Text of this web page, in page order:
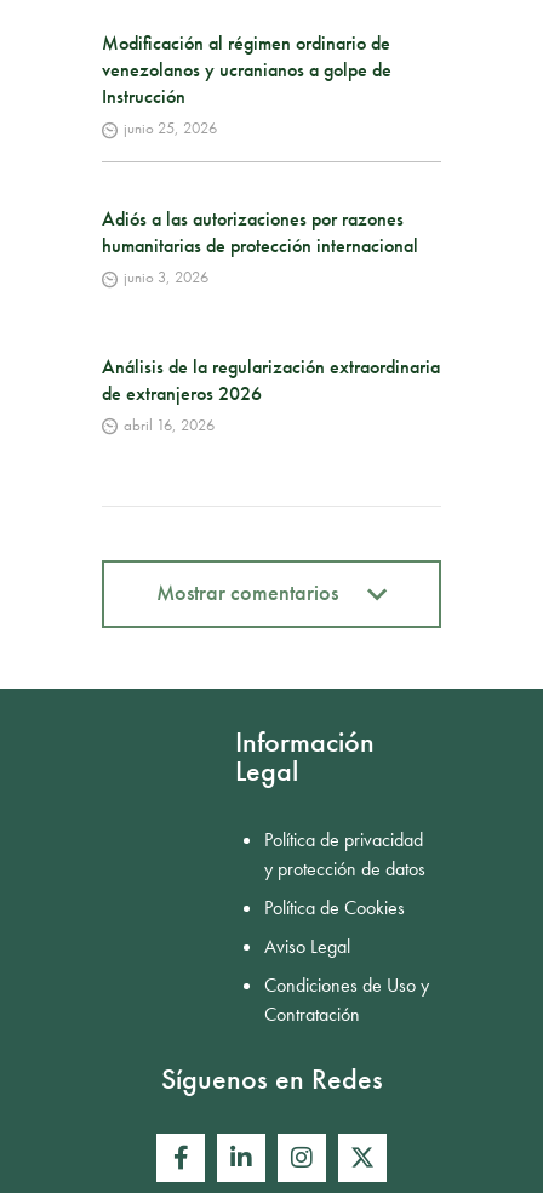
Modificación al régimen ordinario de
venezolanos y ucranianos a golpe de
Instrucción
junio 25, 2026
Adiós a las autorizaciones por razones
humanitarias de protección internacional
junio 3, 2026
Análisis de la regularización extraordinaria
de extranjeros 2026
abril 16, 2026
Mostrar comentarios
Información
Legal
Política de privacidad
y protección de datos
Política de Cookies
Aviso Legal
Condiciones de Uso y
Contratación
Síguenos en Redes